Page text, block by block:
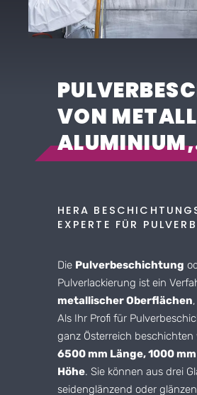
VON
HERA
EXPERTE FÜR
Die Pulverbeschichtung
Pulverlackierung ist ein
metallischer Oberflächen
Als Ihr Profi für
ganz Österreich beschichten
6500 mm Länge, 1000
Höhe. Sie können aus drei
seidenglänzend oder